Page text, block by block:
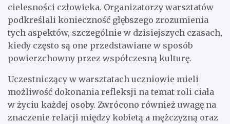
cielesności człowieka. Organizatorzy warsztatów
podkreślali konieczność głębszego zrozumienia
tych aspektów, szczególnie w dzisiejszych czasach,
kiedy często są one przedstawiane w sposób
powierzchowny przez współczesną kulturę.
Uczestniczący w warsztatach uczniowie mieli
możliwość dokonania refleksji na temat roli ciała
w życiu każdej osoby. Zwrócono również uwagę na
znaczenie relacji między kobietą a mężczyzną oraz